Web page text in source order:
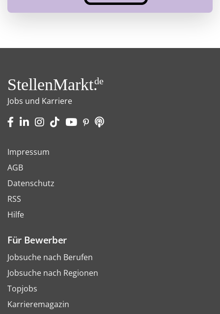
StellenMarkt.de
Jobs und Karriere
Impressum
AGB
Datenschutz
RSS
Hilfe
Für Bewerber
Jobsuche nach Berufen
Jobsuche nach Regionen
Topjobs
Karrieremagazin